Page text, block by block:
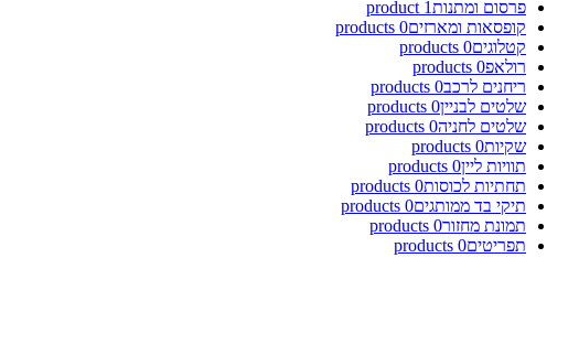
פרסום ומתנות1
product
קופסאות ומארזים0
products
קטלוגים0
products
רולאפ0
products
ריחנים לרכב0
products
שלטים לבניין0
products
שלטים לחניה0
products
שקיות0
products
תוויות ליין0
products
תחתיות לכוסות0
products
תיקי בד ממותגים0
products
תמונת מחזור0
products
תפריטים0
products